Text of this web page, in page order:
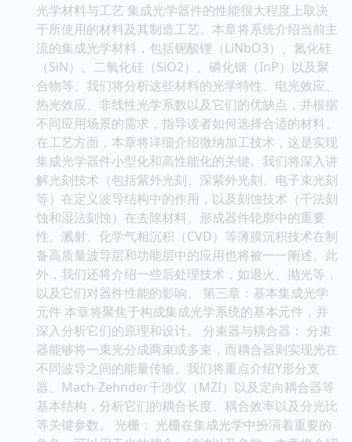
光学材料与工艺 集成光学器件的性能很大程度上取决
于所使用的材料及其制造工艺。本章将系统介绍当前主
流的集成光学材料，包括铌酸锂（LiNbO3）、氮化硅
（SiN）、二氧化硅（SiO2）、磷化铟（InP）以及聚
合物等。我们将分析这些材料的光学特性、电光效应、
热光效应、非线性光学系数以及它们的优缺点，并根据
不同应用场景的需求，指导读者如何选择合适的材料。
在工艺方面，本章将详细介绍微纳加工技术，这是实现
集成光学器件小型化和高性能化的关键。我们将深入讲
解光刻技术（包括紫外光刻、深紫外光刻、电子束光刻
等）在定义波导结构中的作用，以及刻蚀技术（干法刻
蚀和湿法刻蚀）在去除材料、形成器件轮廓中的重要
性。溅射、化学气相沉积（CVD）等薄膜沉积技术在制
备高质量波导层和功能层中的应用也将被一一阐述。此
外，我们还将介绍一些后处理技术，如退火、抛光等，
以及它们对器件性能的影响。 第三章：基本集成光学
元件 本章将聚焦于构成集成光学系统的基本元件，并
深入分析它们的原理和设计。 分束器与耦合器： 分束
器能够将一束光分成两束或多束，而耦合器则实现光在
不同波导之间的能量传输。我们将重点介绍Y形分支
器、Mach-Zehnder干涉仪（MZI）以及定向耦合器等
基本结构，分析它们的耦合长度、耦合效率以及分光比
等关键参数。 光栅： 光栅在集成光学中扮演着重要的